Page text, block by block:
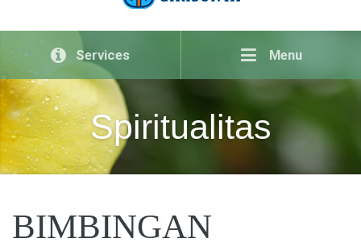
Menu
Services
Spiritualitas
BIMBINGAN